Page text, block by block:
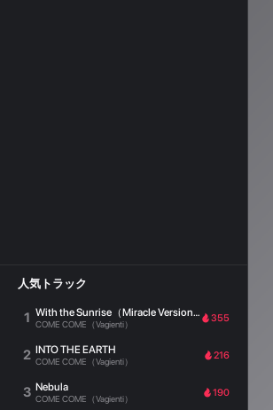
人気トラック
1 With the Sunrise（Miracle Version）
COME COME（Vagienti）
355
2 INTO THE EARTH
COME COME（Vagienti）
216
3 Nebula
COME COME（Vagienti）
190